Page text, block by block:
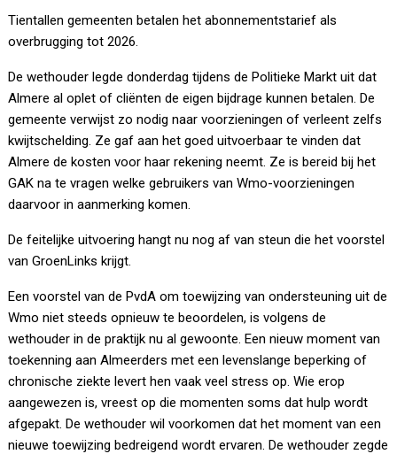
Tientallen gemeenten betalen het abonnementstarief als
overbrugging tot 2026.
De wethouder legde donderdag tijdens de Politieke Markt uit dat
Almere al oplet of cliënten de eigen bijdrage kunnen betalen. De
gemeente verwijst zo nodig naar voorzieningen of verleent zelfs
kwijtschelding. Ze gaf aan het goed uitvoerbaar te vinden dat
Almere de kosten voor haar rekening neemt. Ze is bereid bij het
GAK na te vragen welke gebruikers van Wmo-voorzieningen
daarvoor in aanmerking komen.
De feitelijke uitvoering hangt nu nog af van steun die het voorstel
van GroenLinks krijgt.
Een voorstel van de PvdA om toewijzing van ondersteuning uit de
Wmo niet steeds opnieuw te beoordelen, is volgens de
wethouder in de praktijk nu al gewoonte. Een nieuw moment van
toekenning aan Almeerders met een levenslange beperking of
chronische ziekte levert hen vaak veel stress op. Wie erop
aangewezen is, vreest op die momenten soms dat hulp wordt
afgepakt. De wethouder wil voorkomen dat het moment van een
nieuwe toewijzing bedreigend wordt ervaren. De wethouder zegde